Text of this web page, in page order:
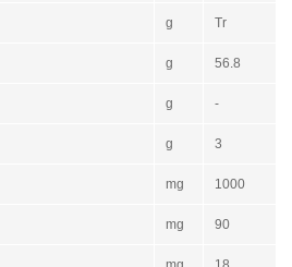
g Tr
g 56.8
g -
g 3
mg 1000
mg 90